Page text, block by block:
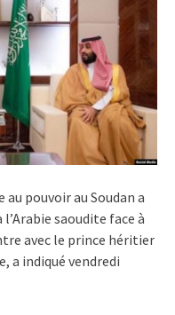
pouvoir au Soudan a
saoudite face à
avec le prince héritier
a indiqué vendredi